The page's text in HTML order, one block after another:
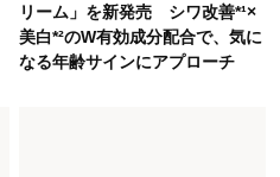
40代になり、やっと“仕事以外の
向いた」ライフスタイルも、服も
リーム」を新発売 シワ改善*¹×
美白*²のW有効成分配合で、気に
なる年齢サインにアプローチ